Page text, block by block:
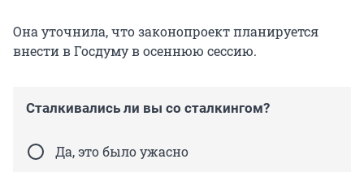
Она уточнила, что законопроект планируется
внести в Госдуму в осеннюю сессию.
Сталкивались ли вы со сталкингом?
Да, это было ужасно